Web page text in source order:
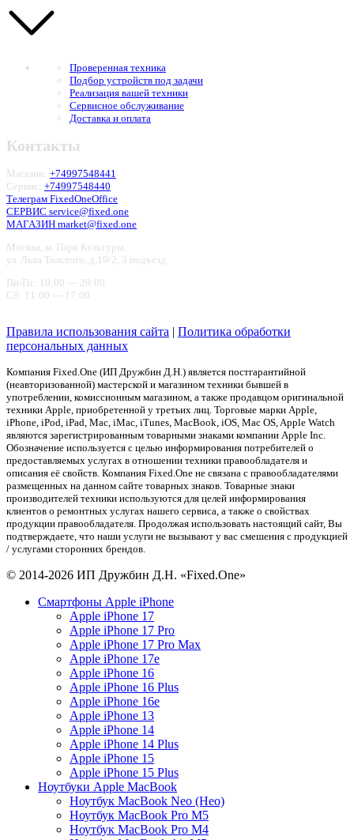
Проверенная техника
Подбор устройств под задачи
Реализация вашей техники
Сервисное обслуживание
Доставка и оплата
Контакты
Магазин: +74997548441
Сервис: +74997548440
Телеграм FixedOneOffice
СЕРВИС service@fixed.one
МАГАЗИН market@fixed.one
Москва, м. Парк Культуры,
ул. Льва Толстого, д.19/2, 3 подъезд
Пн-Пт: 10:00 — 20:00
Сб: 11:00 — 17:00
Правила использования сайта | Политика обработки
персональных данных
Компания Fixed.One (ИП Дружбин Д.Н.) является постгарантийной
(неавторизованной) мастерской и магазином техники бывшей в
употреблении, комиссионным магазином, а также продавцом оригинальной
техники Apple, приобретенной у третьих лиц. Торговые марки Apple,
iPhone, iPod, iPad, Mac, iMac, iTunes, MacBook, iOS, Mac OS, Apple Watch
являются зарегистрированным товарными знаками компании Apple Inc.
Обозначение используется с целью информирования потребителей о
предоставляемых услугах в отношении техники правообладателя и
описания её свойств. Компания Fixed.One не связана с правообладателями
размещенных на данном сайте товарных знаков. Товарные знаки
производителей техники используются для целей информирования
клиентов о ремонтных услугах нашего сервиса, а также о свойствах
продукции правообладателя. Продолжая использовать настоящий сайт, Вы
подтверждаете, что наши услуги не вызывают у вас смешения с продукцией
/ услугами сторонних брендов.
© 2014-2026 ИП Дружбин Д.Н. «Fixed.One»
Cмартфоны Apple iPhone
Apple iPhone 17
Apple iPhone 17 Pro
Apple iPhone 17 Pro Max
Apple iPhone 17e
Apple iPhone 16
Apple iPhone 16 Plus
Apple iPhone 16e
Apple iPhone 13
Apple iPhone 14
Apple iPhone 14 Plus
Apple iPhone 15
Apple iPhone 15 Plus
Ноутбуки Apple MacBook
Ноутбук MacBook Neo (Нeо)
Ноутбук MacBook Pro M5
Ноутбук MacBook Pro M4